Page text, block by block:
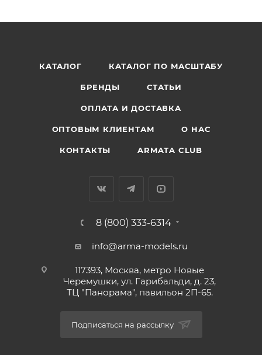
КАТАЛОГ КАТАЛОГ ПО МАСШТАБУ
БРЕНДЫ СТАТЬИ
ОПЛАТА И ДОСТАВКА
ОПТОВЫМ КЛИЕНТАМ О НАС
КОНТАКТЫ ARMATA CLUB
8 (800) 333-6314
info@arma-models.ru
117393, Москва, метро Новые
Черемушки, ул. Гарибальди, д. 23,
ТЦ "Панорама", павильон 2П-65.
Подписаться на рассылку